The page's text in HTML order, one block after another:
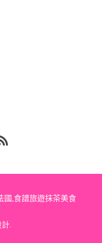
國,食譜旅遊抹茶美食
計